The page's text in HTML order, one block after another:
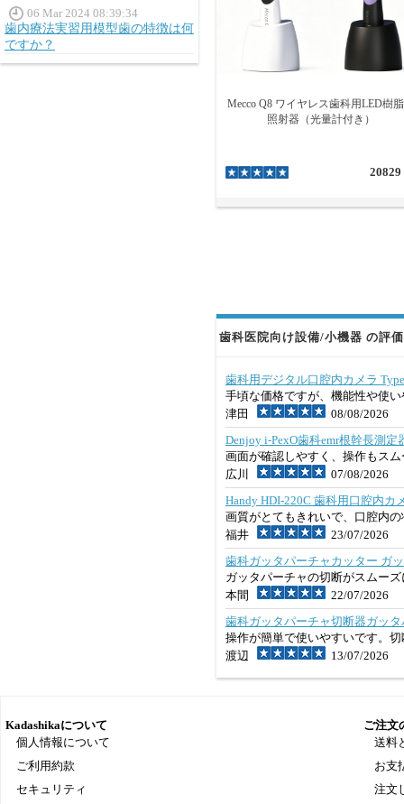
06 Mar 2024 08:39:34
歯内療法実習用模型歯の特徴は何
ですか？
Mecco Q8 ワイヤレス歯科用LED樹
照射器（光量計付き）
20829
歯科医院向け設備/小機器 の評
歯科用デジタル口腔内カメラ
手頃な価格ですが、機能性や使
津田
08/08/2026
Denjoy i-PexO歯科emr根幹長測
画面が確認しやすく、操作もス
広川
07/08/2026
Handy HDI-220C 歯科用口腔内カ
画質がとてもきれいで、口腔内
福井
23/07/2026
歯科ガッタパーチャカッター ガ
ガッタパーチャの切断がスムー
本間
22/07/2026
歯科ガッタパーチャ切断器ガッ
操作が簡単で使いやすいです。
渡辺
13/07/2026
Kadashikaについて
個人情報について
ご利用約款
セキュリティ
ご注文
送料
お支
注文